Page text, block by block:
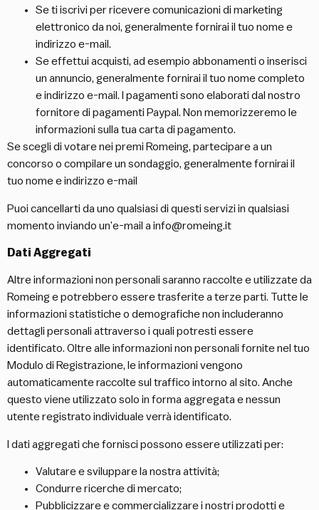
Se ti iscrivi per ricevere comunicazioni di marketing
elettronico da noi, generalmente fornirai il tuo nome e
indirizzo e-mail.
Se effettui acquisti, ad esempio abbonamenti o inserisci
un annuncio, generalmente fornirai il tuo nome completo
e indirizzo e-mail. I pagamenti sono elaborati dal nostro
fornitore di pagamenti Paypal. Non memorizzeremo le
informazioni sulla tua carta di pagamento.
Se scegli di votare nei premi Romeing, partecipare a un
concorso o compilare un sondaggio, generalmente fornirai il
tuo nome e indirizzo e-mail
Puoi cancellarti da uno qualsiasi di questi servizi in qualsiasi
momento inviando un’e-mail a info@romeing.it
Dati Aggregati
Altre informazioni non personali saranno raccolte e utilizzate da
Romeing e potrebbero essere trasferite a terze parti. Tutte le
informazioni statistiche o demografiche non includeranno
dettagli personali attraverso i quali potresti essere
identificato. Oltre alle informazioni non personali fornite nel tuo
Modulo di Registrazione, le informazioni vengono
automaticamente raccolte sul traffico intorno al sito. Anche
questo viene utilizzato solo in forma aggregata e nessun
utente registrato individuale verrà identificato.
I dati aggregati che fornisci possono essere utilizzati per:
Valutare e sviluppare la nostra attività;
Condurre ricerche di mercato;
Pubblicizzare e commercializzare i nostri prodotti e